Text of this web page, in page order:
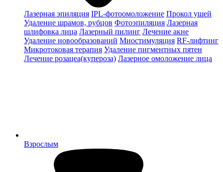
Лазерная эпиляция IPL-фотоомоложение Прокол ушей
Удаление шрамов, рубцов Фотоэпиляция Лазерная
шлифовка лица Лазерный пилинг Лечение акне
Удаление новообразований Миостимуляция RF-лифтинг
Микротоковая терапия Удаление пигментных пятен
Лечение розацеа(купероза) Лазерное омоложение лица
Взрослым